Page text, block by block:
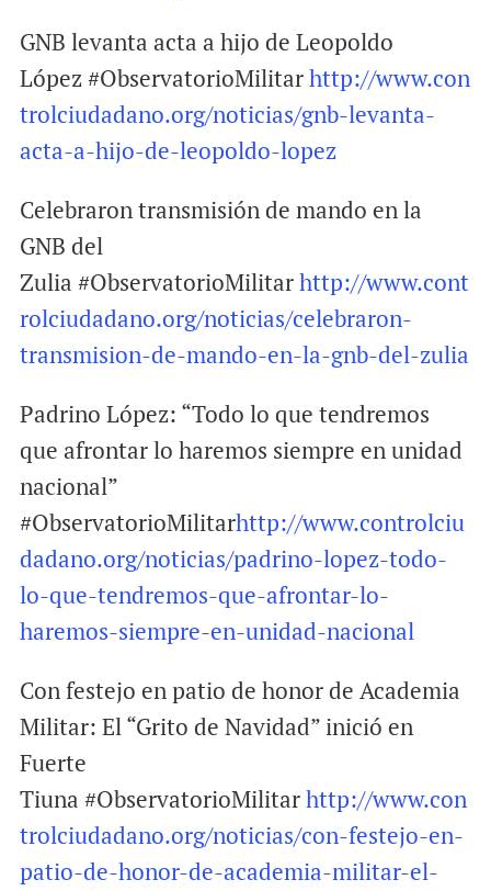
GNB levanta acta a hijo de Leopoldo
López #ObservatorioMilitarhttp://www.con
trolciudadano.org/noticias/gnb-levanta-
acta-a-hijo-de-leopoldo-lopez
Celebraron transmisión de mando en la
GNB del
Zulia #ObservatorioMilitarhttp://www.cont
rolciudadano.org/noticias/celebraron-
transmision-de-mando-en-la-gnb-del-zulia
Padrino López: “Todo lo que tendremos
que afrontar lo haremos siempre en unidad
nacional”
#ObservatorioMilitarhttp://www.controlciu
dadano.org/noticias/padrino-lopez-todo-
lo-que-tendremos-que-afrontar-lo-
haremos-siempre-en-unidad-nacional
Con festejo en patio de honor de Academia
Militar: El “Grito de Navidad” inició en
Fuerte
Tiuna #ObservatorioMilitarhttp://www.con
trolciudadano.org/noticias/con-festejo-en-
patio-de-honor-de-academia-militar-el-